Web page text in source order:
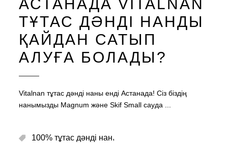
АСТАНАДА VITALNAN
ТҰТАС ДӘНДІ НАНДЫ
ҚАЙДАН САТЫП
АЛУҒА БОЛАДЫ?
Vitalnan тұтас дәнді наны енді Астанада! Сіз біздің
нанымызды Magnum және Skif Small сауда
100% тұтас дәнді нан,